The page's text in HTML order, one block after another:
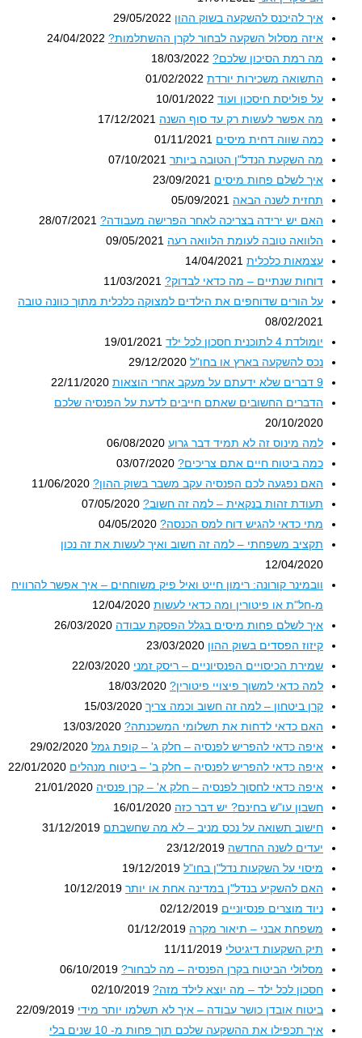
איך להיכנס להשקעה בשוק ההון 29/05/2022
איזה מסלול השקעה לבחור לקרן ההשתלמות? 24/04/2022
מה רמת הסיכון שלכם? 18/03/2022
התשואה משכירות יורדת 01/02/2022
על פוליסת חיסכון ועוד
10/01/2022
מה אפשר לעשות רק עד סוף השנה 17/12/2021
כמה שווה דחית מיסים 01/11/2021
מה השקעת הנדל"ן הטובה ביותר 07/10/2021
איך לשלם פחות מיסים 23/09/2021
תחזית לשנה הבאה 05/09/2021
האם יש ירידה בצריכה לאחר הפרישה מעבודה? 28/07/2021
הלוואה טובה לעומת הלוואה רעה 09/05/2021
עצמאות כלכלית 14/04/2021
דוחות שנתיים – מה כדאי לבדוק? 11/03/2021
על הורים שדוחפים את הילדים למצוקה כלכלית מתוך כוונה טובה
08/02/2021
יומולדת 4 לתוכנית חסכון לכל ילד
19/01/2021
נכס להשקעה בארץ או בחו"ל 29/12/2020
22/11/2020
הדברים החשובים שאתם חייבים לדעת על הפנסיה שלכם
20/10/2020
למה מינוס זה לא תמיד דבר גרוע 06/08/2020
כמה ביטוח חיים אתם צריכים? 03/07/2020
האם נפגעה לכם הפנסיה עקב משבר בשוק ההון? 11/06/2020
תעודת זהות בנקאית – למה זה חשוב? 07/05/2020
מתי כדאי להגיש דוח למס הכנסה? 04/05/2020
תקציב משפחתי – למה זה חשוב ואיך לעשות את זה נכון
12/04/2020
וובמינר קורונה: רימון חייט ואיל פיק משוחחים – איך אפשר להרוויח
מ-חל"ת או פיטורין ומה כדאי לעשות 12/04/2020
איך לשלם פחות מיסים בגלל הפסקת עבודה 26/03/2020
קיזוז הפסדים בשוק ההון 23/03/2020
שמירת הכיסויים הפנסיוניים – ריסק זמני 22/03/2020
למה כדאי למשוך פיצויי פיטורין? 18/03/2020
קרן ביטחון – למה זה חשוב וכמה צריך 15/03/2020
האם כדאי לדחות את תשלומי המשכנתה? 13/03/2020
איפה כדאי להפריש לפנסיה – חלק ג' – קופת גמל 29/02/2020
איפה כדאי להפריש לפנסיה – חלק ב' – ביטוח מנהלים 22/01/2020
איפה כדאי לחסוך לפנסיה – חלק א' – קרן פנסיה 21/01/2020
חשבון עו"ש בחינם? יש דבר כזה 16/01/2020
חישוב תשואה על נכס מניב – לא מה שחשבתם 31/12/2019
יעדים לשנה החדשה 23/12/2019
מיסוי על השקעות נדל"ן בחו"ל 19/12/2019
האם להשקיע בנדל"ן במדינה אחת או יותר 10/12/2019
ניוד מוצרים פנסיוניים 02/12/2019
משפחת אבני – תיאור מקרה 01/12/2019
תיק השקעות דיגיטלי 11/11/2019
מסלולי הביטוח בקרן הפנסיה – מה לבחור? 06/10/2019
חסכון לכל ילד – מה יוצא לילד מזה? 02/10/2019
ביטוח אובדן כושר עבודה – איך לא תשלמו יותר מידי 22/09/2019
איך תכפילו את ההשקעה שלכם תוך פחות מ- 10 שנים בלי